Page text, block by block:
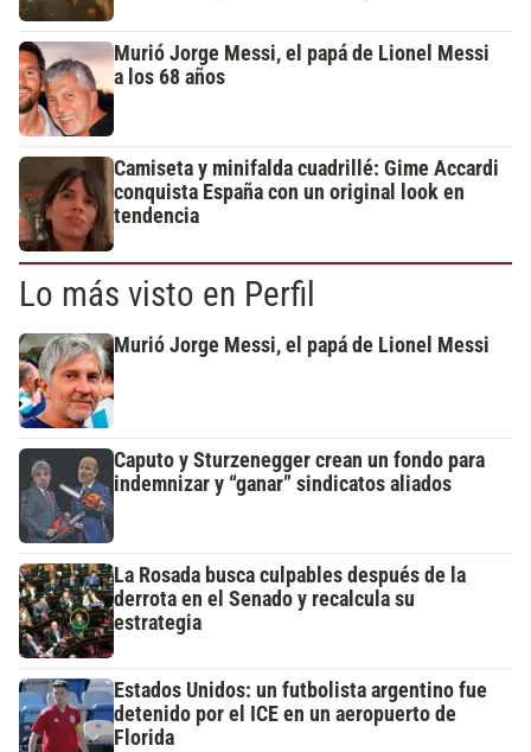
Murió Jorge Messi, el papá de Lionel Messi
a los 68 años
Camiseta y minifalda cuadrillé: Gime Accardi
conquista España con un original look en
tendencia
Lo más visto en Perfil
Murió Jorge Messi, el papá de Lionel Messi
Caputo y Sturzenegger crean un fondo para
indemnizar y “ganar” sindicatos aliados
La Rosada busca culpables después de la
derrota en el Senado y recalcula su
estrategia
Estados Unidos: un futbolista argentino fue
detenido por el ICE en un aeropuerto de
Florida